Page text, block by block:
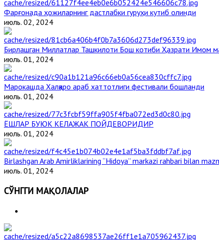
Фарғонада ҳожиларнинг дастлабки гуруҳи кутиб олинди
июль. 02, 2024
Бирлашган Миллатлар Ташкилоти Бош котиби Ҳазрати Имом
июль. 01, 2024
Марокашда Халқаро араб хаттотлиги фестивали бошланди
июль. 01, 2024
ЁШЛАР БУЮК КЕЛАЖАК ПОЙДЕВОРИДИР
июль. 01, 2024
Birlashgan Arab Amirliklarining “Hidoya” markazi rahbari bilan
июль. 01, 2024
СЎНГГИ МАҚОЛАЛАР